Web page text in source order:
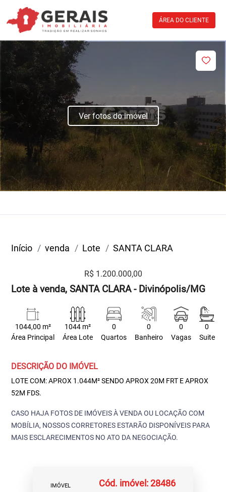
ÁREA DO CLIENTE
Ver fotos do imóvel
Início venda Lote SANTA CLARA
R$ 1.200.000,00
Lote à venda, SANTA CLARA - Divinópolis/MG
1044,00 m²
Área Principal
1044 m²
Área Lote
0
Quartos
0
Banheiro
0
Vagas
0
Suite
DESCRIÇÃO DO IMÓVEL
LOTE COM: APROX 1.044M² SENDO APROX 20M FRT E APROX
52M FDS.
CASO HAJA FOTOS DE IMÓVEIS À VENDA OU LOCAÇÃO COM
MOBÍLIA, NOSSOS CORRETORES ESTARÃO DISPONÍVEIS PARA
MAIS ESCLARECIMENTOS NO ATO DA NEGOCIAÇÃO.
IMÓVEL Cód. imóvel: 28486